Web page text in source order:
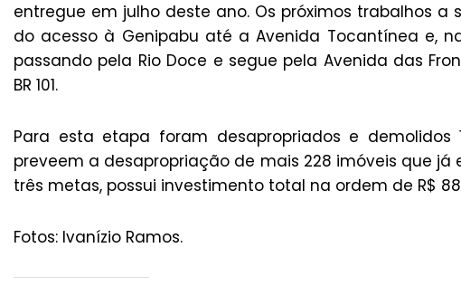
entregue em julho deste ano. Os próximos trabalhos
do acesso à Genipabu até a Avenida Tocantínea e,
passando pela Rio Doce e segue pela Avenida das
BR 101.
Para esta etapa foram desapropriados e
preveem a desapropriação de mais 228 imóveis que
três metas, possui investimento total na ordem de R$
Fotos: Ivanízio Ramos.